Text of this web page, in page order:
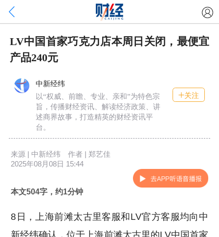
LV中国首家巧克力店本周日关闭，最便宜
产品240元
中新经纬
以“权威、前瞻、专业、亲和”为特色宗
旨，传播财经资讯、解读经济政策、讲
述商界故事，打造精英的财经资讯平
台。
关注
来源 | 中新经纬 作者 | 郑艺佳
2025年08月08日 15:44
本文504字，约1分钟
8日，上海前滩太古里客服和LV官方客服均向中
新经纬确认，位于上海前滩太古里的LV中国首家